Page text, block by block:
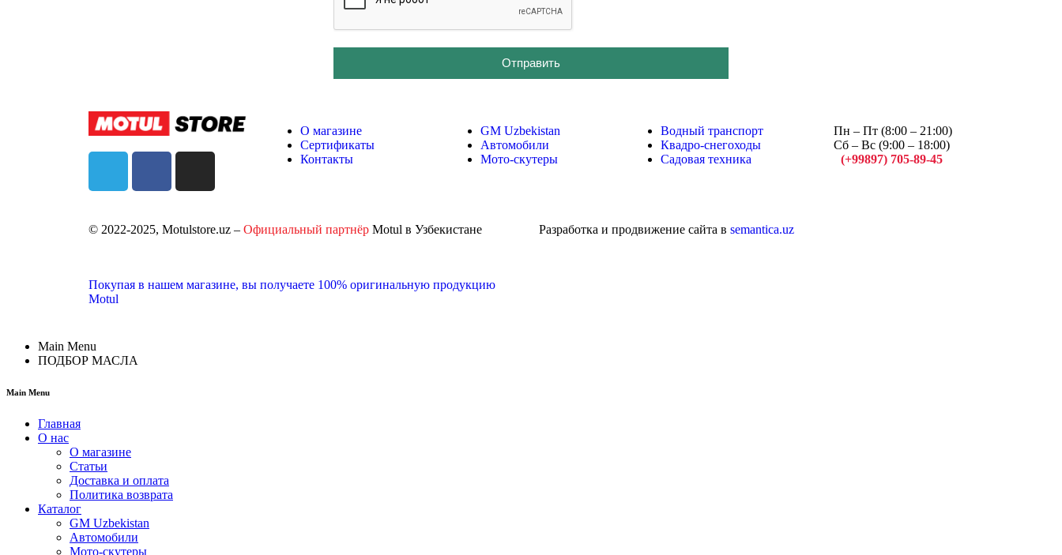
Отправить
О магазине
Сертификаты
Контакты
GM Uzbekistan
Автомобили
Мото-скутеры
Водный транспорт
Квадро-снегоходы
Садовая техника
Пн – Пт (8:00 – 21:00)
Сб – Вс (9:00 – 18:00)
(+99897) 705-89-45
© 2022-2025, Motulstore.uz – Официальный партнёр Motul в Узбекистане
Покупая в нашем магазине, вы получаете 100% оригинальную продукцию
Motul
Разработка и продвижение сайта в semantica.uz
Main Menu
ПОДБОР МАСЛА
Main Menu
Главная
О нас
О магазине
Статьи
Доставка и оплата
Политика возврата
Каталог
GM Uzbekistan
Автомобили
Мото-скутеры